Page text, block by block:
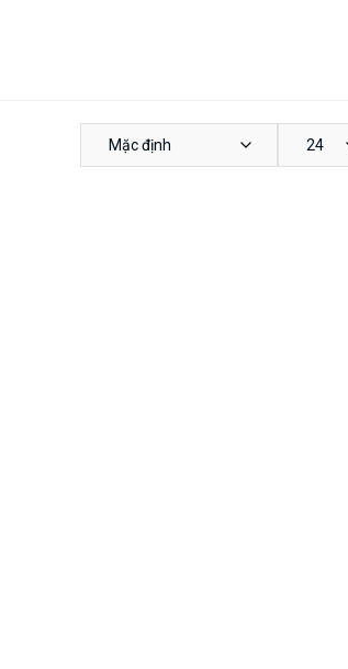
Mặc định 24